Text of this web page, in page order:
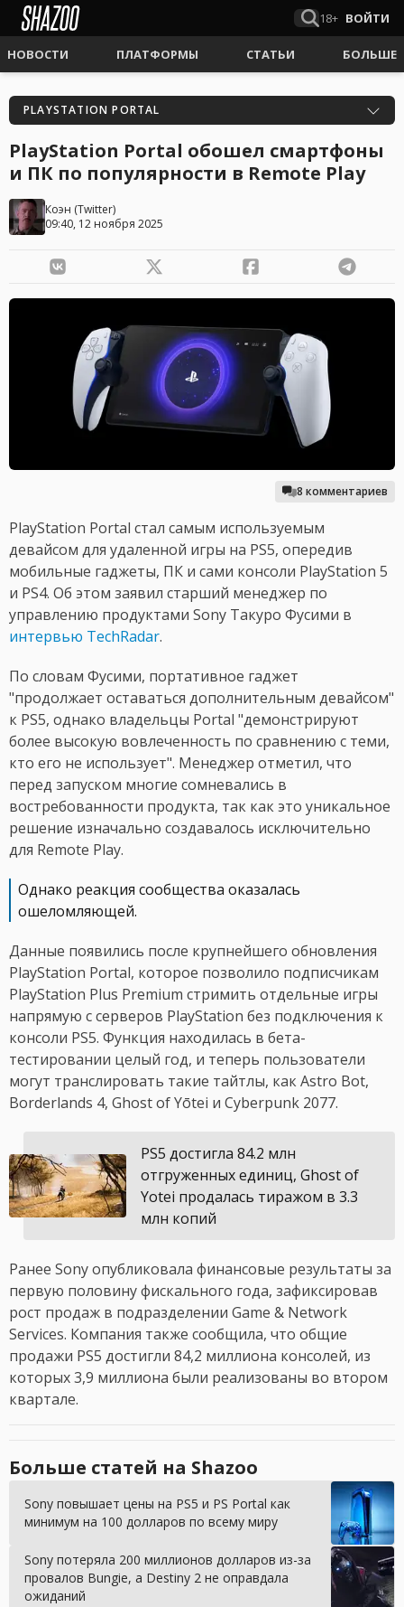
18+ ВОЙТИ
НОВОСТИ ПЛАТФОРМЫ СТАТЬИ БОЛЬШЕ
PLAYSTATION PORTAL
PlayStation Portal обошел смартфоны
и ПК по популярности в Remote Play
Коэн (Twitter)
09:40, 12 ноября 2025
8 комментариев
PlayStation Portal стал самым используемым
девайсом для удаленной игры на PS5, опередив
мобильные гаджеты, ПК и сами консоли PlayStation 5
и PS4. Об этом заявил старший менеджер по
управлению продуктами Sony Такуро Фусими в
интервью TechRadar.
По словам Фусими, портативное гаджет
"продолжает оставаться дополнительным девайсом"
к PS5, однако владельцы Portal "демонстрируют
более высокую вовлеченность по сравнению с теми,
кто его не использует". Менеджер отметил, что
перед запуском многие сомневались в
востребованности продукта, так как это уникальное
решение изначально создавалось исключительно
для Remote Play.
Однако реакция сообщества оказалась
ошеломляющей.
Данные появились после крупнейшего обновления
PlayStation Portal, которое позволило подписчикам
PlayStation Plus Premium стримить отдельные игры
напрямую с серверов PlayStation без подключения к
консоли PS5. Функция находилась в бета-
тестировании целый год, и теперь пользователи
могут транслировать такие тайтлы, как Astro Bot,
Borderlands 4, Ghost of Yōtei и Cyberpunk 2077.
PS5 достигла 84.2 млн
отгруженных единиц, Ghost of
Yotei продалась тиражом в 3.3
млн копий
Ранее Sony опубликовала финансовые результаты за
первую половину фискального года, зафиксировав
рост продаж в подразделении Game & Network
Services. Компания также сообщила, что общие
продажи PS5 достигли 84,2 миллиона консолей, из
которых 3,9 миллиона были реализованы во втором
квартале.
Больше статей на Shazoo
Sony повышает цены на PS5 и PS Portal как
минимум на 100 долларов по всему миру
Sony потеряла 200 миллионов долларов из-за
провалов Bungie, а Destiny 2 не оправдала
ожиданий